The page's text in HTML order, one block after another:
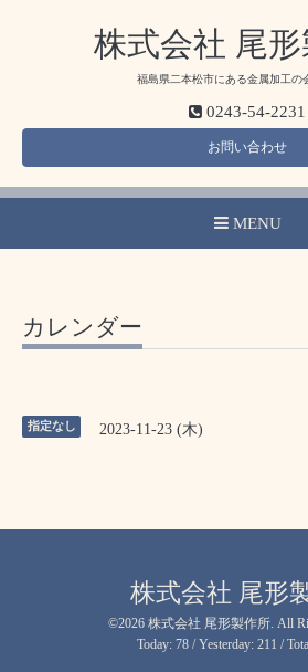
株式会社 尾
福島県二本松市にある金属加工の
0243-54-2231
お問い合わせ
MENU
カレンダー
指定なし 2023-11-23 (木)
株式会社 尾形
©2026 株式会社 尾形製作所 . All
Today: 78/ Yesterday: 211 /